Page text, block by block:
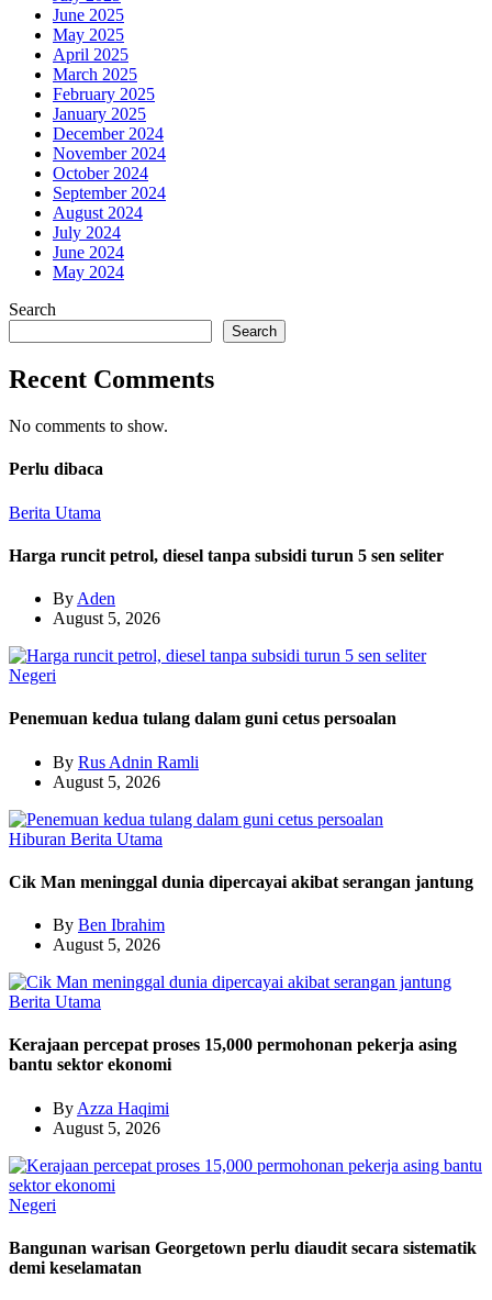
June 2025
May 2025
April 2025
March 2025
February 2025
January 2025
December 2024
November 2024
October 2024
September 2024
August 2024
July 2024
June 2024
May 2024
Search
Search
Recent Comments
No comments to show.
Perlu dibaca
Berita Utama
Harga runcit petrol, diesel tanpa subsidi turun 5 sen seliter
By Aden
August 5, 2026
Negeri
Penemuan kedua tulang dalam guni cetus persoalan
By Rus Adnin Ramli
August 5, 2026
Hiburan Berita Utama
Cik Man meninggal dunia dipercayai akibat serangan jantung
By Ben Ibrahim
August 5, 2026
Berita Utama
Kerajaan percepat proses 15,000 permohonan pekerja asing
bantu sektor ekonomi
By Azza Haqimi
August 5, 2026
Negeri
Bangunan warisan Georgetown perlu diaudit secara sistematik
demi keselamatan